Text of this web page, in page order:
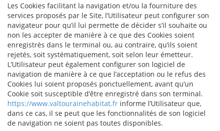
Les Cookies facilitant la navigation et/ou la fourniture des
services proposés par le Site, l’Utilisateur peut configurer son
navigateur pour qu’il lui permette de décider s’il souhaite ou
non les accepter de manière à ce que des Cookies soient
enregistrés dans le terminal ou, au contraire, qu’ils soient
rejetés, soit systématiquement, soit selon leur émetteur.
L’Utilisateur peut également configurer son logiciel de
navigation de manière à ce que l’acceptation ou le refus des
Cookies lui soient proposés ponctuellement, avant qu’un
Cookie soit susceptible d’être enregistré dans son terminal.
https://www.valtourainehabitat.fr informe l’Utilisateur que,
dans ce cas, il se peut que les fonctionnalités de son logiciel
de navigation ne soient pas toutes disponibles.